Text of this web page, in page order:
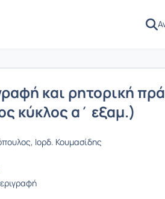
και ρητορική
κύκλος α΄ εξαμ.)
Ιορδ. Κουμασίδης